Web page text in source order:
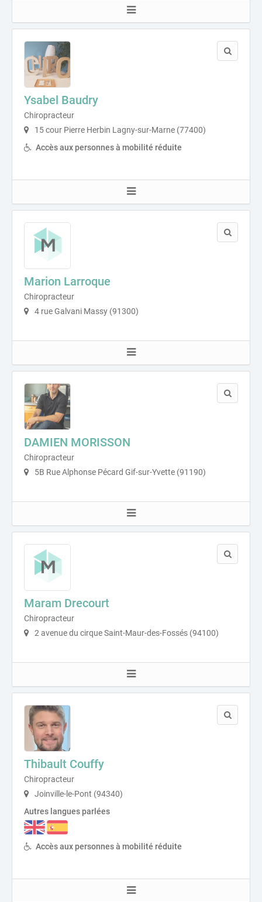
Ysabel Baudry
Chiropracteur
15 cour Pierre Herbin Lagny-sur-Marne (77400)
Accès aux personnes à mobilité réduite
Marion Larroque
Chiropracteur
4 rue Galvani Massy (91300)
DAMIEN MORISSON
Chiropracteur
5B Rue Alphonse Pécard Gif-sur-Yvette (91190)
Maram Drecourt
Chiropracteur
2 avenue du cirque Saint-Maur-des-Fossés (94100)
Thibault Couffy
Chiropracteur
Joinville-le-Pont (94340)
Autres langues parlées
Accès aux personnes à mobilité réduite